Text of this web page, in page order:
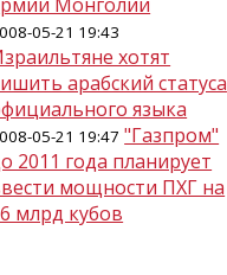
05-21 19:43
хотят
арабский статуса
языка
05-21 19:47 "Газпром"
2011 года планирует
мощности ПХГ на
млрд кубов